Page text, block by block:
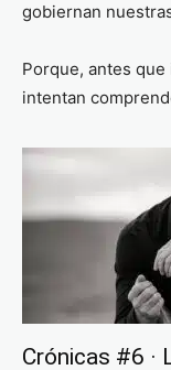
gobiernan
Porque, antes
intentan
Crónicas #6 ·